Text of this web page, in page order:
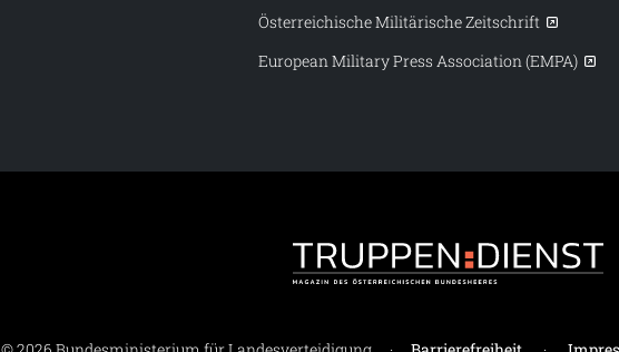
Österreichische Militärische Zeitschrift
European Military Press Association (EMPA)